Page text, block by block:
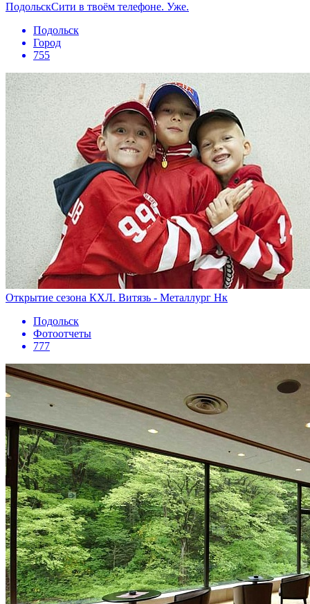
ПодольскСити в твоём телефоне. Уже.
Подольск
Город
755
Открытие сезона КХЛ. Витязь - Металлург Нк
Подольск
Фотоотчеты
777